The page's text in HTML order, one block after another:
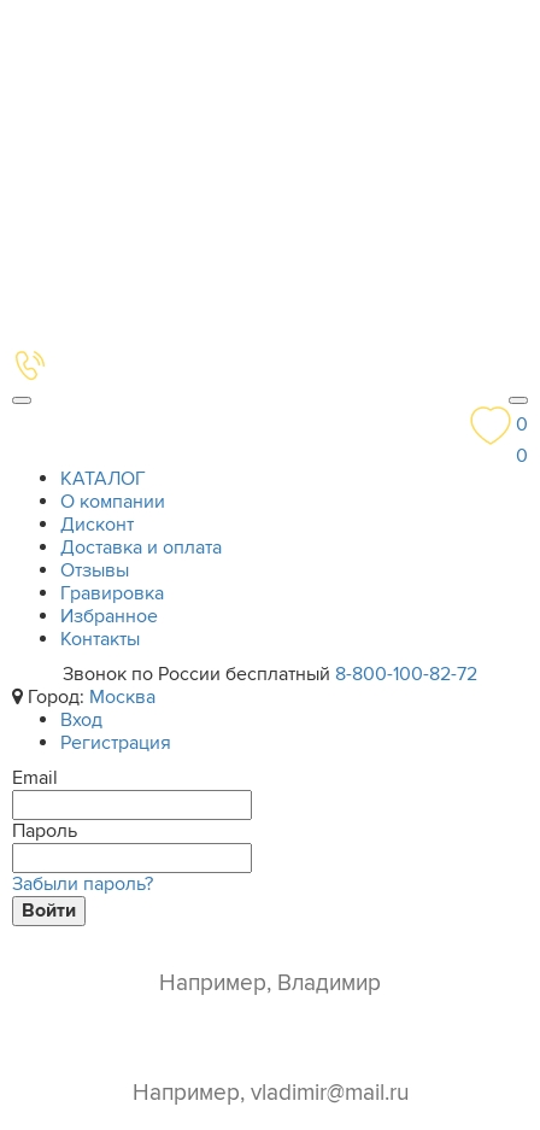
0
0
КАТАЛОГ
О компании
Дисконт
Доставка и оплата
Отзывы
Гравировка
Избранное
Контакты
Звонок по России бесплатный 8-800-100-82-72
Город: Москва
Вход
Регистрация
Email
Пароль
Забыли пароль?
Войти